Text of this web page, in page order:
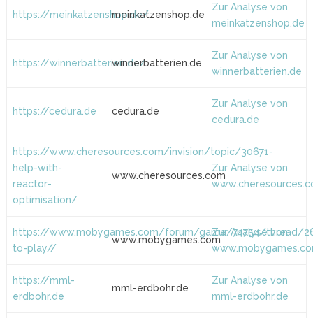
https://meinkatzenshop.de/meinkatzenshop.de
Zur Analyse von
meinkatzenshop.de
https://winnerbatterien.de/winnerbatterien.de
Zur Analyse von
winnerbatterien.de
https://cedura.de cedura.de
Zur Analyse von
cedura.de
https://www.cheresources.com/invision/topic/30671-
help-with-
reactor-
optimisation/
www.cheresources.com
Zur Analyse von
https://www.mobygames.com/forum/game/74754/thread/
to-play//
www.mobygames.com
Zur Analyse von
https://mml-
erdbohr.de
mml-erdbohr.de
Zur Analyse von
mml-erdbohr.de